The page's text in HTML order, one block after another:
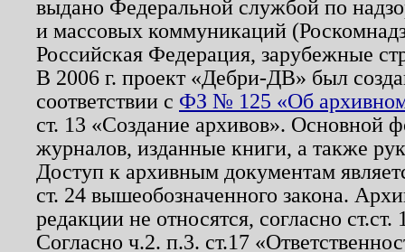
выдано Федеральной службой по
и массовых коммуникаций
Российская Федерация, зарубежные
В 2006 г. проект «Дебри-ДВ» был
соответствии с ФЗ № 125 «Об
ст. 13 «Создание архивов». Основной
журналов, изданные книги, а также
Доступ к архивным документам
ст. 24 вышеобозначенного закона.
редакции не относятся, согласно
Согласно ч.2. п.3. ст.17